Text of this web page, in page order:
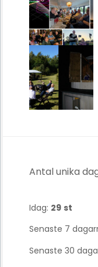
Antal unika
Idag: 29 st
Senaste 7
Senaste 30